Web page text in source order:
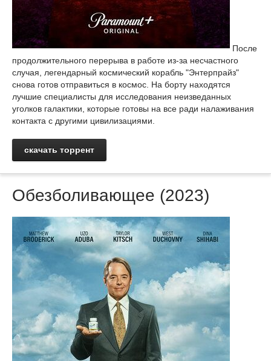
После
продолжительного перерыва в работе из-за несчастного
случая, легендарный космический корабль "Энтерпрайз"
снова готов отправиться в космос. На борту находятся
лучшие специалисты для исследования неизведанных
уголков галактики, которые готовы на все ради налаживания
контакта с другими цивилизациями.
скачать торрент
Обезболивающее (2023)